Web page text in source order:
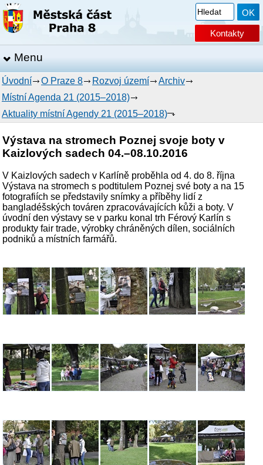
Kontakty
Menu
Úvodní O Praze 8 Rozvoj území
Archiv
Místní Agenda 21 (2015–2018)
Aktuality místní Agendy 21 (2015–2018)
Výstava na stromech Poznej svoje boty v
Kaizlových sadech 04.–08.10.2016
V Kaizlových sadech v Karlíně proběhla od 4. do 8. října
Výstava na stromech s podtitulem Poznej své boty a na 15
fotografiích se představily snímky a příběhy lidí z
bangladéšských továren zpracovávajících kůži a boty. V
úvodní den výstavy se v parku konal trh Férový Karlín s
produkty fair trade, výrobky chráněných dílen, sociálních
podniků a místních farmářů.